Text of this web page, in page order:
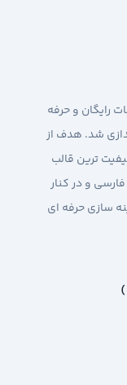
خدمات رایگان و حرفه
شد. هدف از
ترین قالب
و در کنار
سازی حرفه ای